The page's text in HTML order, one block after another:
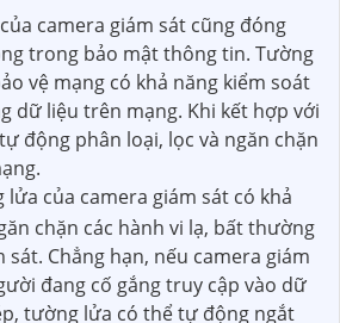
camera giám sát cũng đóng
trong bảo mật thông tin. Tường
vệ mạng có khả năng kiểm soát
dữ liệu trên mạng. Khi kết hợp với
động phân loại, lọc và ngăn chặn
lửa của camera giám sát có khả
chặn các hành vi lạ, bất thường
Chẳng hạn, nếu camera giám
đang cố gắng truy cập vào dữ
tường lửa có thể tự động ngắt